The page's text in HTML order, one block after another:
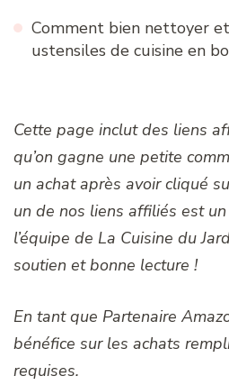
Comment bien nettoyer
ustensiles de cuisine en
Cette page inclut des liens
qu’on gagne une petite
un achat après avoir cliqué
un de nos liens affiliés est
l’équipe de La Cuisine du
soutien et bonne lecture !
En tant que Partenaire
bénéfice sur les achats
requises.